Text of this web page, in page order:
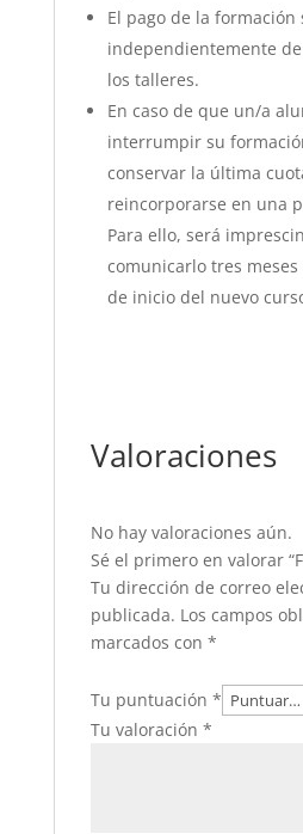
El pago de la formación
independientemente
los talleres.
En caso de que un/a
interrumpir su
conservar la última
reincorporarse en una
Para ello, será
comunicarlo tres
de inicio del nuevo
Valoraciones
No hay valoraciones aún.
Sé el primero en valorar
Tu dirección de correo
publicada. Los campos
marcados con *
Tu puntuación *
Tu valoración *